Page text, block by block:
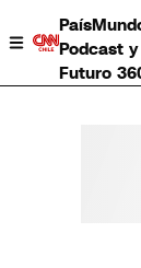
País
Podcast
Futuro